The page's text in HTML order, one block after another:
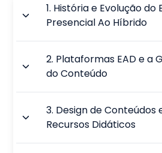
1. História e Evolução do
Presencial Ao Híbrido
2. Plataformas EAD e a
do Conteúdo
3. Design de Conteúdos
Recursos Didáticos